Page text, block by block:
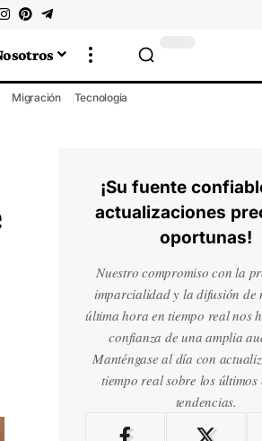
Migración Tecnología
¡Su fuente
actualizaciones
oportunas!
Nuestro compromiso con la
imparcialidad y la difusión de
última hora en tiempo real nos
confianza de una amplia
Manténgase al día con
tiempo real sobre los últimos
tendencias.